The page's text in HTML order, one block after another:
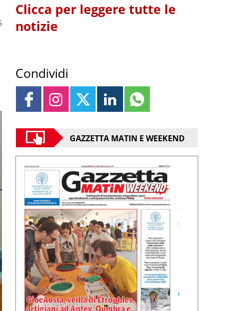
Clicca per leggere tutte le
notizie
Condividi
GAZZETTA MATIN E WEEKEND